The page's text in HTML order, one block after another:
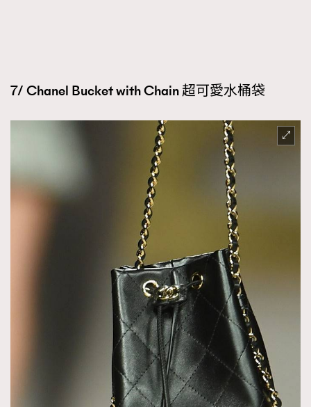
7/ Chanel Bucket with Chain 超可愛水桶袋